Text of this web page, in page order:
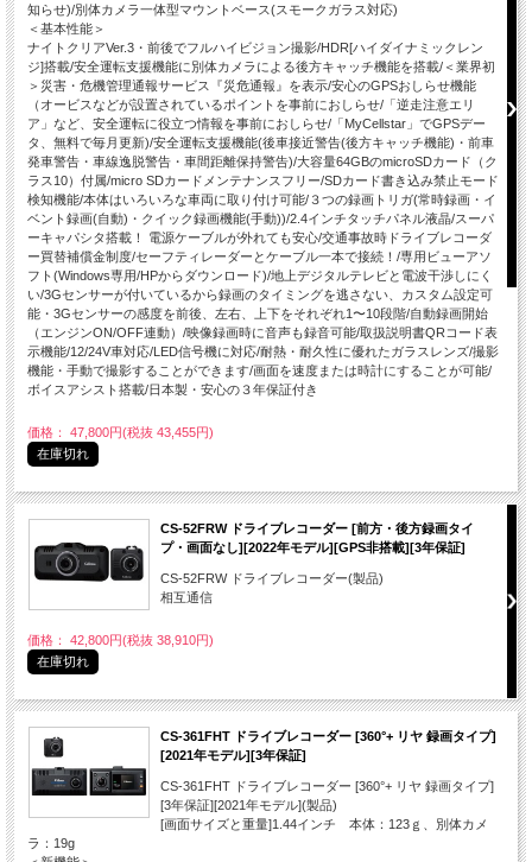
知らせ)/別体カメラ一体型マウントベース(スモークガラス対応)
＜基本性能＞
ナイトクリアVer.3・前後でフルハイビジョン撮影/HDR[ハイダイナミックレン
ジ]搭載/安全運転支援機能に別体カメラによる後方キャッチ機能を搭載/＜業界初
＞災害・危機管理通報サービス『災危通報』を表示/安心のGPSおしらせ機能
（オービスなどが設置されているポイントを事前におしらせ/「逆走注意エリ
ア」など、安全運転に役立つ情報を事前におしらせ/「MyCellstar」でGPSデー
タ、無料で毎月更新)/安全運転支援機能(後車接近警告(後方キャッチ機能)・前車
発車警告・車線逸脱警告・車間距離保持警告)/大容量64GBのmicroSDカード（ク
ラス10）付属/micro SDカードメンテナンスフリー/SDカード書き込み禁止モード
検知機能/本体はいろいろな車両に取り付け可能/３つの録画トリガ(常時録画・イ
ベント録画(自動)・クイック録画機能(手動))/2.4インチタッチパネル液晶/スーパ
ーキャパシタ搭載！ 電源ケーブルが外れても安心/交通事故時ドライブレコーダ
ー買替補償金制度/セーフティレーダーとケーブル一本で接続！/専用ビューアソ
フト(Windows専用/HPからダウンロード)/地上デジタルテレビと電波干渉しにく
い/3Gセンサーが付いているから録画のタイミングを逃さない、カスタム設定可
能・3Gセンサーの感度を前後、左右、上下をそれぞれ1〜10段階/自動録画開始
（エンジンON/OFF連動）/映像録画時に音声も録音可能/取扱説明書QRコード表
示機能/12/24V車対応/LED信号機に対応/耐熱・耐久性に優れたガラスレンズ/撮影
機能・手動で撮影することができます/画面を速度または時計にすることが可能/
ボイスアシスト搭載/日本製・安心の３年保証付き
価格： 47,800円(税抜 43,455円)
在庫切れ
CS-52FRW ドライブレコーダー [前方・後方録画タイ
プ・画面なし][2022年モデル][GPS非搭載][3年保証]
CS-52FRW ドライブレコーダー(製品)
相互通信
価格： 42,800円(税抜 38,910円)
在庫切れ
CS-361FHT ドライブレコーダー [360°+ リヤ 録画タイプ]
[2021年モデル][3年保証]
CS-361FHT ドライブレコーダー [360°+ リヤ 録画タイプ]
[3年保証][2021年モデル](製品)
[画面サイズと重量]1.44インチ 本体：123ｇ、別体カメ
ラ：19g